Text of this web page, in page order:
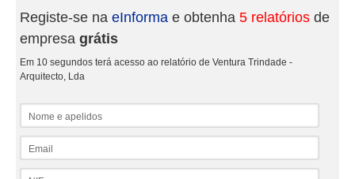
Registe-se na eInforma e obtenha 5 relatórios de
empresa grátis
Em 10 segundos terá acesso ao relatório de Ventura Trindade -
Arquitecto, Lda